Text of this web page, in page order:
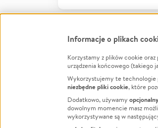
FacebookTwitter Instagram
LinkedInTikTok Youtube
Informacje o plikach
Korzystamy z plików cookie
urządzenia końcowego (takiego
Wykorzystujemy te technologie
niezbędne pliki cookie, które
Dodatkowo, używamy
dowolnym momencie masz
wykorzystywane są w